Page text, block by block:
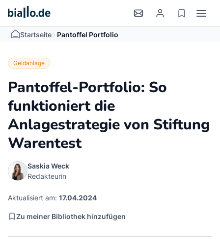
Startseite > Pantoffel Portfolio
Geldanlage
Pantoffel-Portfolio: So
funktioniert die
Anlagestrategie von Stiftung
Warentest
Saskia Weck
Redakteurin
Aktualisiert am: 17.04.2024
Zu meiner Bibliothek hinzufügen